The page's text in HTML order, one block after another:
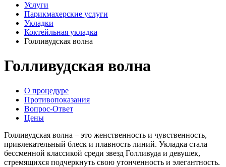
Услуги
Парикмахерские услуги
Укладки
Коктейльная укладка
Голливудская волна
Голливудская волна
О процедуре
Противопоказания
Вопрос-Ответ
Цены
Голливудская волна – это женственность и чувственность,
привлекательный блеск и плавность линий. Укладка стала
бессменной классикой среди звезд Голливуда и девушек,
стремящихся подчеркнуть свою утонченность и элегантность.